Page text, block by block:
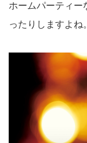
ホームパーティー
ったりしますよね。